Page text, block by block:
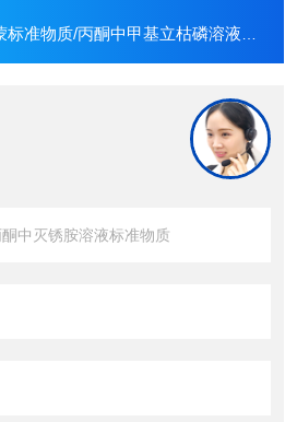
准物质/丙酮中甲基立枯磷溶液标准物质